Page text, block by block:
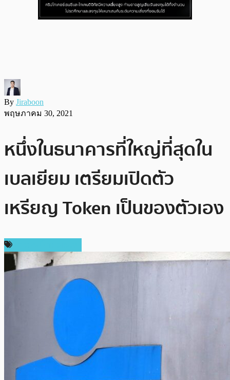
By Jiraboon
พฤษภาคม 30, 2021
หนึ่งในธนาคารที่ใหญ่ที่สุดใน
เบลเยียม เตรียมเปิดตัว
เหรียญ Token เป็นของตัวเอง